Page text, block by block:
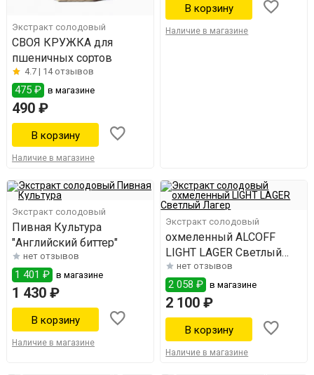
Экстракт солодовый
СВОЯ КРУЖКА для
пшеничных сортов
4.7 | 14 отзывов
475 ₽ в магазине
490 ₽
Наличие в магазине
Наличие в магазине
Экстракт солодовый
Пивная Культура
"Английский биттер"
нет отзывов
1 401 ₽ в магазине
1 430 ₽
Наличие в магазине
Экстракт солодовый
охмеленный ALCOFF
LIGHT LAGER Светлый
Лагер
нет отзывов
2 058 ₽ в магазине
2 100 ₽
Наличие в магазине